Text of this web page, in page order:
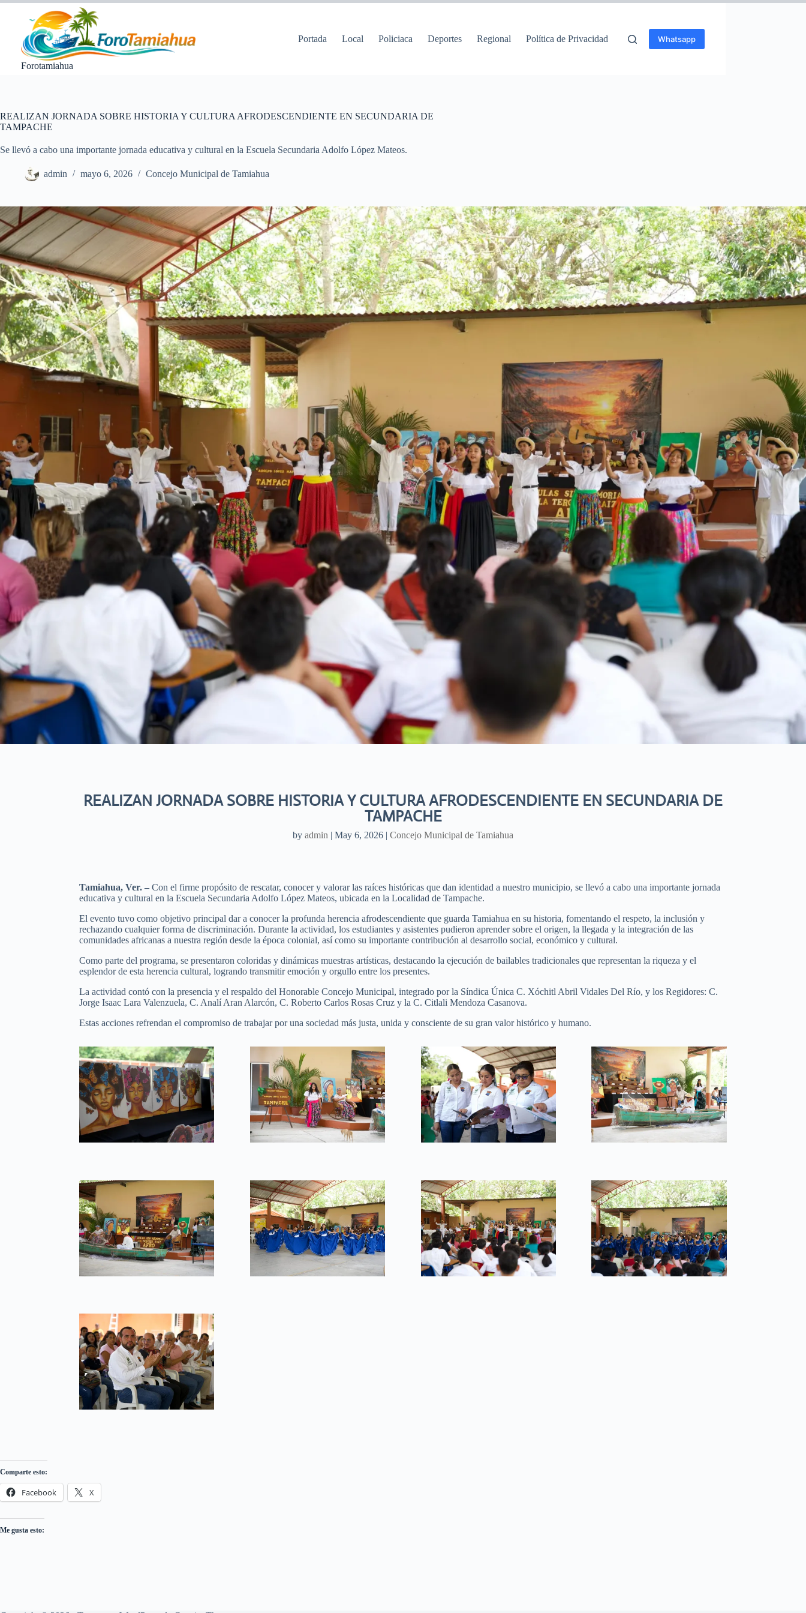
Saltar
contenido
Forotamiahua
Portada Local Policiaca Deportes Regional Política de Privacidad Whatsapp
REALIZAN JORNADA SOBRE HISTORIA Y CULTURA AFRODESCENDIENTE EN SECUNDARIA DE
TAMPACHE
Se llevó a cabo una importante jornada educativa y cultural en la Escuela Secundaria Adolfo López Mateos.
admin mayo 6, 2026 Concejo Municipal de Tamiahua
REALIZAN JORNADA SOBRE HISTORIA Y CULTURA AFRODESCENDIENTE EN SECUNDARIA DE
TAMPACHE
by admin | May 6, 2026 | Concejo Municipal de Tamiahua
Tamiahua, Ver. – Con el firme propósito de rescatar, conocer y valorar las raíces históricas que dan identidad a nuestro municipio, se llevó a cabo una importante jornada
educativa y cultural en la Escuela Secundaria Adolfo López Mateos, ubicada en la Localidad de Tampache.
El evento tuvo como objetivo principal dar a conocer la profunda herencia afrodescendiente que guarda Tamiahua en su historia, fomentando el respeto, la inclusión y
rechazando cualquier forma de discriminación. Durante la actividad, los estudiantes y asistentes pudieron aprender sobre el origen, la llegada y la integración de las
comunidades africanas a nuestra región desde la época colonial, así como su importante contribución al desarrollo social, económico y cultural.
Como parte del programa, se presentaron coloridas y dinámicas muestras artísticas, destacando la ejecución de bailables tradicionales que representan la riqueza y el
esplendor de esta herencia cultural, logrando transmitir emoción y orgullo entre los presentes.
La actividad contó con la presencia y el respaldo del Honorable Concejo Municipal, integrado por la Síndica Única C. Xóchitl Abril Vidales Del Río, y los Regidores: C.
Jorge Isaac Lara Valenzuela, C. Analí Aran Alarcón, C. Roberto Carlos Rosas Cruz y la C. Citlali Mendoza Casanova.
Estas acciones refrendan el compromiso de trabajar por una sociedad más justa, unida y consciente de su gran valor histórico y humano.
Comparte esto:
Facebook X
Me gusta esto: